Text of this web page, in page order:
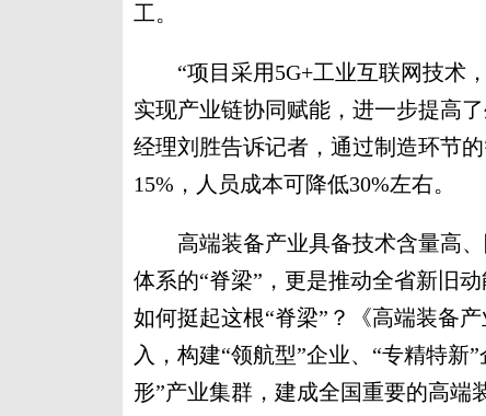
工。
“项目采用5G+工业互联网技术，
实现产业链协同赋能，进一步提高
经理刘胜告诉记者，通过制造环节
15%，人员成本可降低30%左右。
高端装备产业具备技术含量高、
体系的“脊梁”，更是推动全省新旧
如何挺起这根“脊梁”？《高端装备
入，构建“领航型”企业、“专精特
形”产业集群，建成全国重要的高端